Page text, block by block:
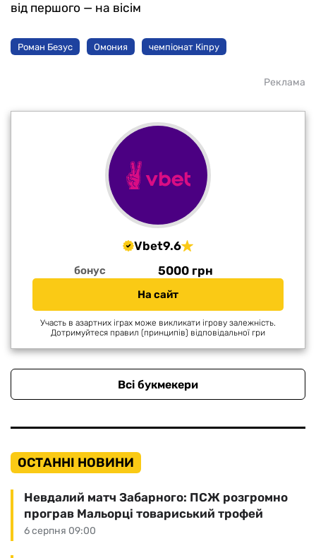
від першого — на вісім
Роман Безус Омония чемпіонат Кіпру
Реклама
Vbet9.6
бонус 5000 грн
На сайт
Участь в азартних іграх може викликати ігрову залежність.
Дотримуйтеся правил (принципів) відповідальної гри
Всі букмекери
ОСТАННІ НОВИНИ
6 серпня 09:00
Невдалий матч Забарного: ПСЖ розгромно
програв Мальорці товариський трофей